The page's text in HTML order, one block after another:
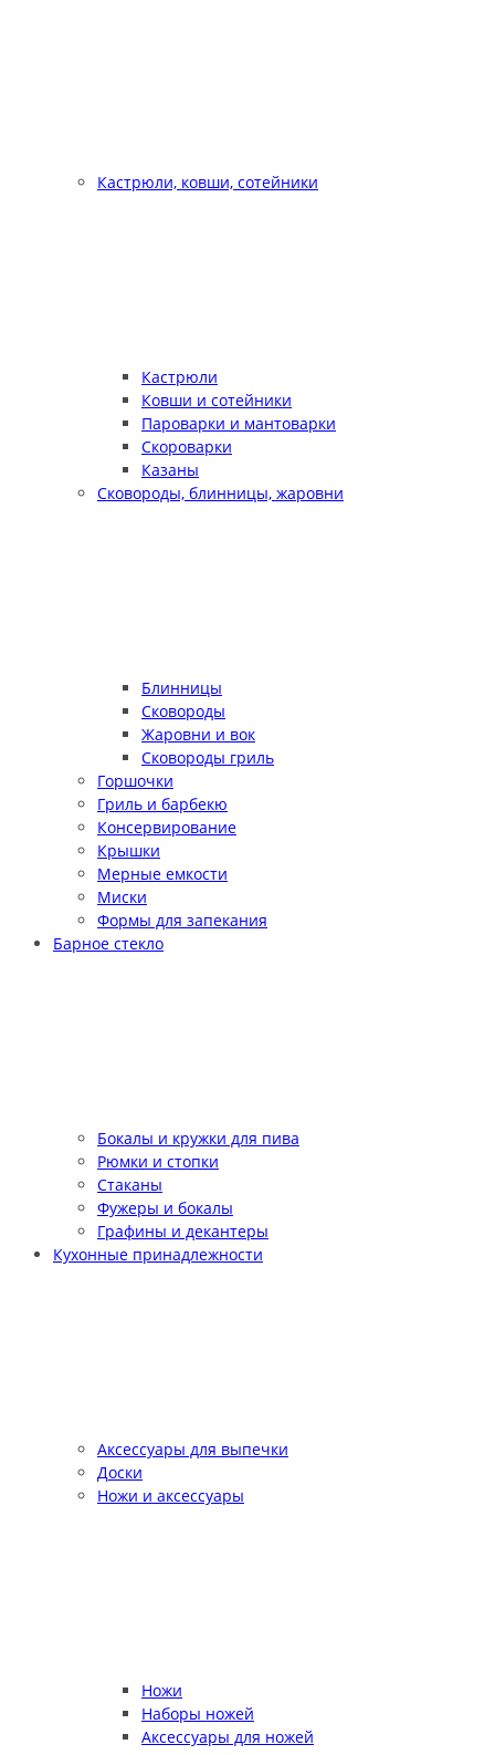
Кастрюли, ковши, сотейники
Кастрюли
Ковши и сотейники
Пароварки и мантоварки
Скороварки
Казаны
Сковороды, блинницы, жаровни
Блинницы
Сковороды
Жаровни и вок
Сковороды гриль
Горшочки
Гриль и барбекю
Консервирование
Крышки
Мерные емкости
Миски
Формы для запекания
Барное стекло
Бокалы и кружки для пива
Рюмки и стопки
Стаканы
Фужеры и бокалы
Графины и декантеры
Кухонные принадлежности
Аксессуары для выпечки
Доски
Ножи и аксессуары
Ножи
Наборы ножей
Аксессуары для ножей